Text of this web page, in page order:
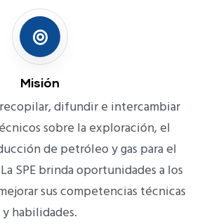
Misión
difundir e intercambiar
sobre la exploración, el
de petróleo y gas para el
SPE brinda oportunidades a los
sus competencias técnicas
y habilidades.